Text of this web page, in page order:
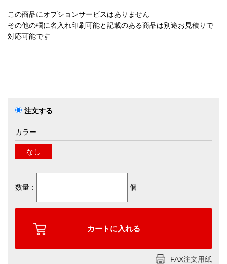
この商品にオプションサービスはありません
その他の欄に名入れ印刷可能と記載のある商品は別途お見積りで
対応可能です
注文する
カラー
なし
数量： 個
FAX注文用紙